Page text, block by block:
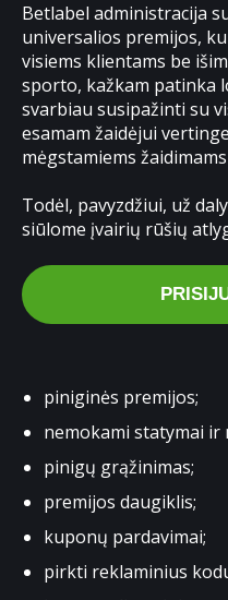
Betlabel administracija
universalios premijos,
visiems klientams be
sporto, kažkam patinka
svarbiau susipažinti su
esamam žaidėjui
mėgstamiems
Todėl, pavyzdžiui, už
siūlome įvairių rūšių
piniginės premijos;
nemokami statymai ir
pinigų grąžinimas;
premijos daugiklis;
kuponų pardavimai;
pirkti reklaminius